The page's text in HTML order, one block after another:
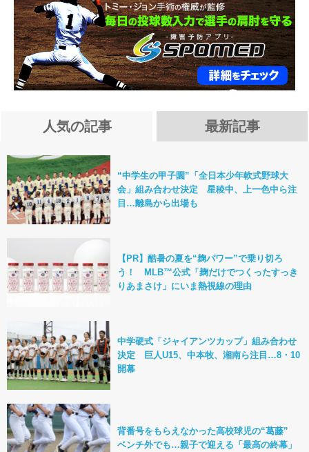
人気の記事 最新記事
“中学生の甲子園”「全日本少年軟式野球大
会」組み合わせ決定 星稜中、上一色中ら注
目…離島から出場も
【PR】酷暑の夏を“麹パワー”で乗り切ろ
う！ MLB™公式「麹だけでつくったすっき
りあまさけ」にいま熱視線の理由
中学硬式「ジャイアンツカップ」組み合わせ
決定 巨人U15、中本牧、湘南ら注目…8・10
開幕
背番号をもらえなかった高校球児の“葛藤”
ベンチ外でも…親子で迎える「最高の終幕」